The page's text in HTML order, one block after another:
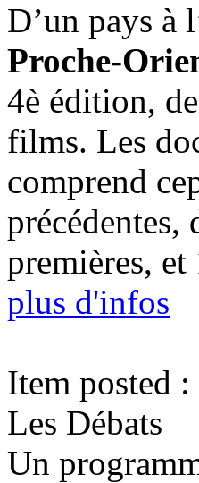
D’un pays à
Proche-
4è édition,
films. Les
comprend
précédentes,
premières, et
plus d'infos
Item posted
Les Débats
Un